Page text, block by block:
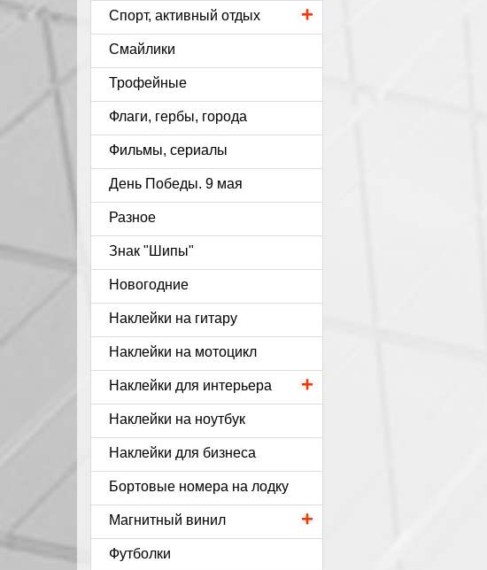
+
Спорт, активный отдых
Смайлики
Трофейные
Флаги, гербы, города
Фильмы, сериалы
День Победы. 9 мая
Разное
Знак "Шипы"
Новогодние
Наклейки на гитару
Наклейки на мотоцикл
+
Наклейки для интерьера
Наклейки на ноутбук
Наклейки для бизнеса
Бортовые номера на лодку
+
Магнитный винил
Футболки